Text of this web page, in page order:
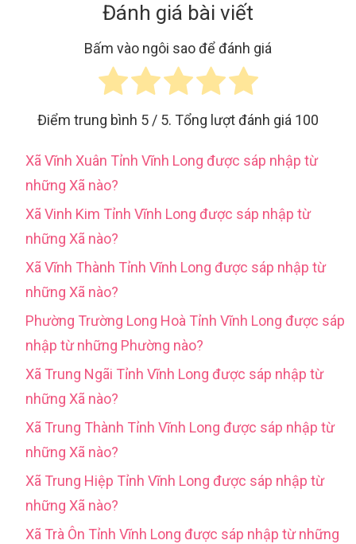
Đánh giá bài viết
Bấm vào ngôi sao để đánh giá
Điểm trung bình 5 / 5. Tổng lượt đánh giá 100
Xã Vĩnh Xuân Tỉnh Vĩnh Long được sáp nhập từ
những Xã nào?
Xã Vinh Kim Tỉnh Vĩnh Long được sáp nhập từ
những Xã nào?
Xã Vĩnh Thành Tỉnh Vĩnh Long được sáp nhập từ
những Xã nào?
Phường Trường Long Hoà Tỉnh Vĩnh Long được sáp
nhập từ những Phường nào?
Xã Trung Ngãi Tỉnh Vĩnh Long được sáp nhập từ
những Xã nào?
Xã Trung Thành Tỉnh Vĩnh Long được sáp nhập từ
những Xã nào?
Xã Trung Hiệp Tỉnh Vĩnh Long được sáp nhập từ
những Xã nào?
Xã Trà Ôn Tỉnh Vĩnh Long được sáp nhập từ những